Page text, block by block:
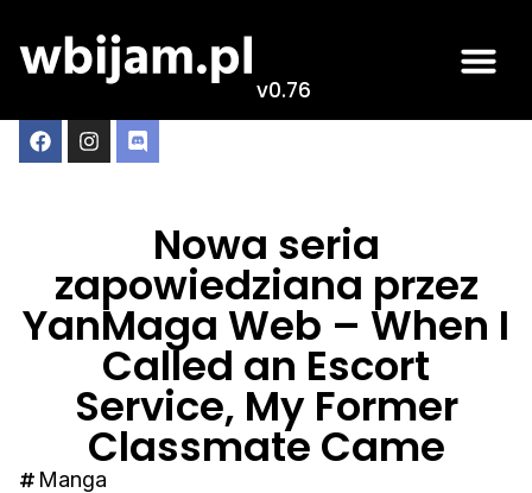
v0.76
Nowa seria
zapowiedziana przez
YanMaga Web – When I
Called an Escort
Service, My Former
Classmate Came
Manga